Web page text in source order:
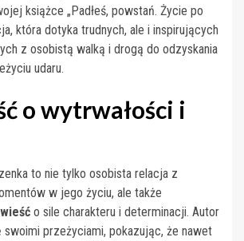
książce „Padłeś, powstań. Życie po
która dotyka trudnych, ale i inspirujących
z osobistą walką i drogą do odzyskania
udaru.
o wytrwałości i
to nie tylko osobista relacja z
w jego życiu, ale także
o sile charakteru i determinacji. Autor
przeżyciami, pokazując, że nawet